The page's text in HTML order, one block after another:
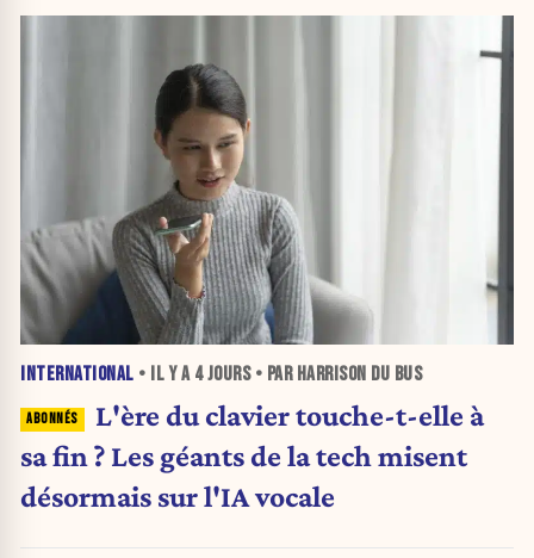
INTERNATIONAL • IL Y A 4 JOURS• PAR HARRISON DU BUS
L'ère du clavier touche-t-elle à
sa fin ? Les géants de la tech misent
désormais sur l'IA vocale